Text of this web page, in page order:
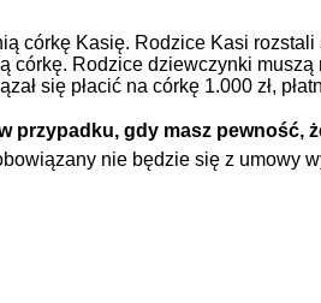
córkę Kasię. Rodzice Kasi
Rodzice dziewczynki
się płacić na córkę 1.000 zł,
gdy masz pewność,
nie będzie się z umowy